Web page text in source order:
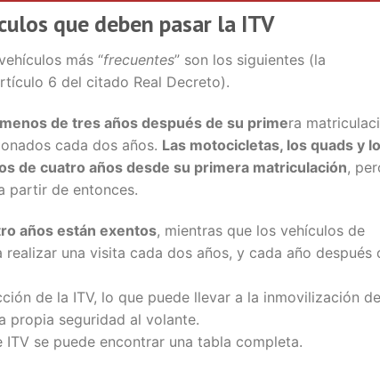
que deben pasar la ITV
más “frecuentes” son los siguientes (la
6 del citado Real Decreto).
de tres años después de su primera
cada dos años. Las motocicletas, los quads y
de cuatro años desde su primera matriculación,
partir de entonces.
años están exentos, mientras que los vehículos de
una visita cada dos años, y cada año después
de la ITV, lo que puede llevar a la inmovilización
propia seguridad al volante.
se puede encontrar una tabla completa.